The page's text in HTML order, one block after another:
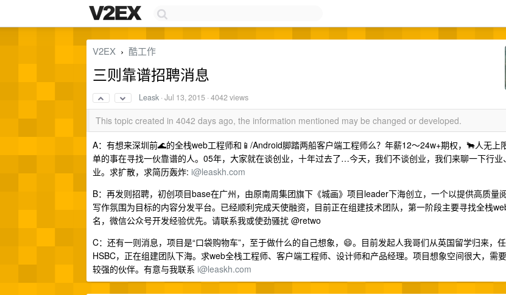
V2EX › 酷工作
三则靠谱招聘消息
Leask ·Jul 13, 2015 · 4042 views
This topic created in 4042 days ago, the information mentioned may be changed or developed.
A：有想来深圳前🌊的全栈web工程师和📱/Android脚踏两船客户端工程师么？年薪12～24w+期权，🐂人无上
单的事在寻找一伙靠谱的人。05年，大家就在谈创业，十年过去了…今天，我们不谈创业，我们来聊一下行业
业。求扩散，求简历轰炸: i@leaskh.com
B：再发则招聘，初创项目base在广州，由原南周集团旗下《城画》项目leader下海创立，一个以提供高质量
写作氛围为目标的内容分发平台。已经顺利完成天使融资，目前正在组建技术团队，第一阶段主要寻找全栈
名，微信公众号开发经验优先。请联系我或使劲骚扰 @retwo
C：还有一则消息，项目是“口袋购物车”，至于做什么的自己想象，😄。目前发起人我哥们从英国留学归来，
HSBC，正在组建团队下海。求web全栈工程师、客户端工程师、设计师和产品经理。项目想象空间很大，需
较强的伙伴。有意与我联系 i@leaskh.com